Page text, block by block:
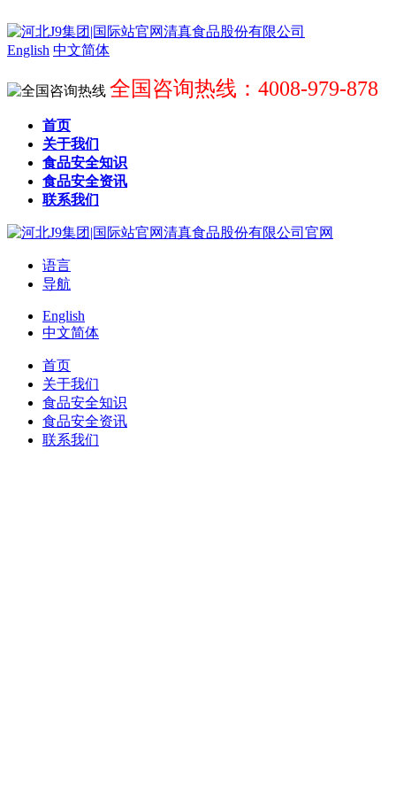
English 中文简体
全国咨询热线：4008-979-878
首页
关于我们
食品安全知识
食品安全资讯
联系我们
语言
导航
English
中文简体
首页
关于我们
食品安全知识
食品安全资讯
联系我们